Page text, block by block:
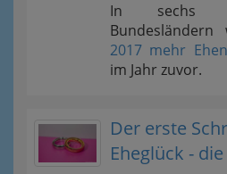
In sechs
2017 mehr
im Jahr zuvor.
Der erste
Eheglück -